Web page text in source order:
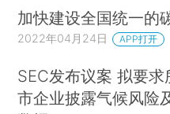
加快建设全国统一的
2022年04月24日 APP打开
SEC发布议案 拟要求
市企业披露气候风险